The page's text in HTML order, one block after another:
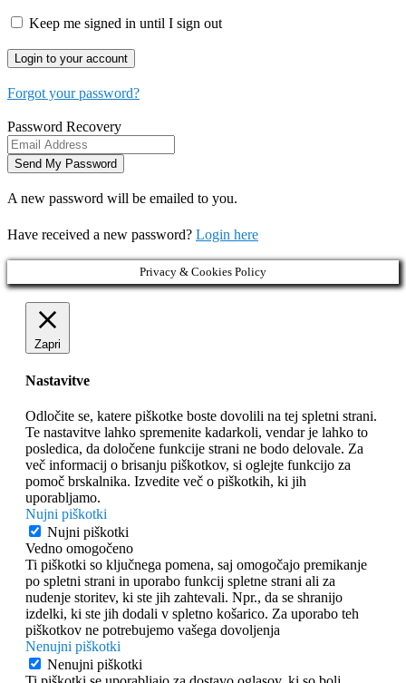
Keep me signed in until I sign out
Forgot your password?
Password Recovery
A new password will be emailed to you.
Have received a new password? Login here
Privacy & Cookies Policy
Zapri
Nastavitve
Odločite se, katere piškotke boste dovolili na tej spletni strani.
Te nastavitve lahko spremenite kadarkoli, vendar je lahko to
posledica, da določene funkcije strani ne bodo delovale. Za
več informacij o brisanju piškotkov, si oglejte funkcijo za
pomoč brskalnika. Izvedite več o piškotkih, ki jih
uporabljamo.
Nujni piškotki
Nujni piškotki
Vedno omogočeno
Ti piškotki so ključnega pomena, saj omogočajo premikanje
po spletni strani in uporabo funkcij spletne strani ali za
nudenje storitev, ki ste jih zahtevali. Npr., da se shranijo
izdelki, ki ste jih dodali v spletno košarico. Za uporabo teh
piškotkov ne potrebujemo vašega dovoljenja
Nenujni piškotki
Nenujni piškotki